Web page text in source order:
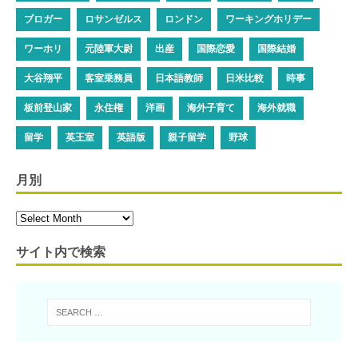
ブロガー ロサンゼルス ロンドン ワーキングホリデー
ワーホリ 元陸軍大尉 出産 国際恋愛 国際結婚
大谷翔平 客室乗務員 日本語教師 日米比較 時事
板前登山家 永住権 洋画 海外子育て 海外就職
留学 英王室 英語版 親子留学 野球
月別
サイト内で検索